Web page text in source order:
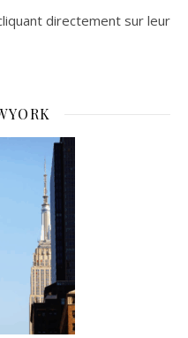
directement sur leur